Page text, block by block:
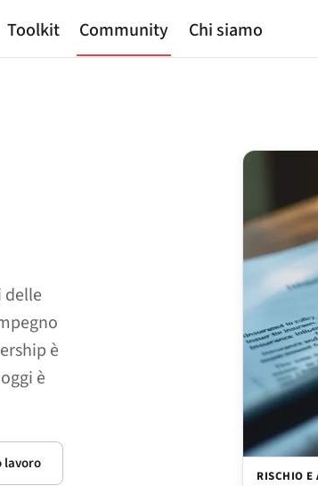
Toolkit Community Chi siamo
è
è
lavoro
RISCHIO E